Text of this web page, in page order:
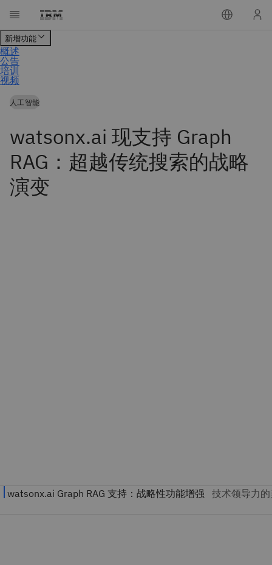
人工智能
watsonx.ai 现支持 Graph
RAG：超越传统搜索的战略
演变